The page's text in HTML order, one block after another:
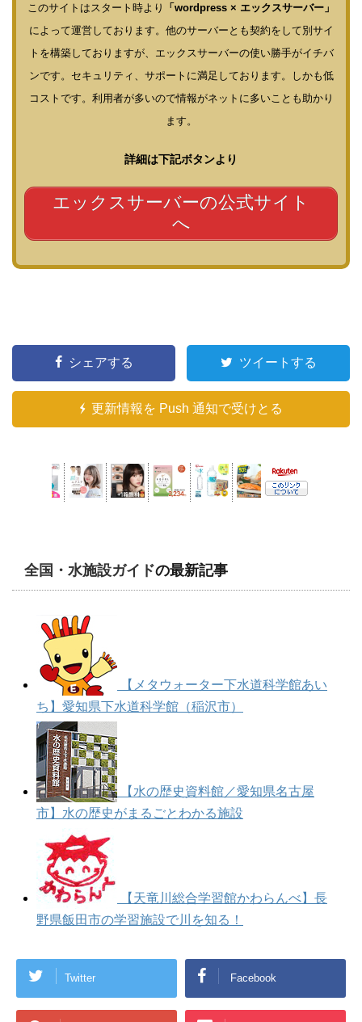
このサイトはスタート時より
「wordpress × エックスサーバー」
によって運営しております。他のサーバーとも契約をして別サイ
トを構築しておりますが、エックスサーバーの使い勝手がイチバ
ンです。セキュリティ、サポートに満足しております。しかも低
コストです。利用者が多いので情報がネットに多いことも助かり
ます。
詳細は下記ボタンより
エックスサーバーの公式サイト
へ
シェアする ツイートする
更新情報を Push 通知で受けとる
全国・水施設ガイドの最新記事
【メタウォーター下水道科学館あい
ち】愛知県下水道科学館（稲沢市）
【水の歴史資料館／愛知県名古屋
市】水の歴史がまるごとわかる施設
【天竜川総合学習館かわらんべ】長
野県飯田市の学習施設で川を知る！
Twitter Facebook